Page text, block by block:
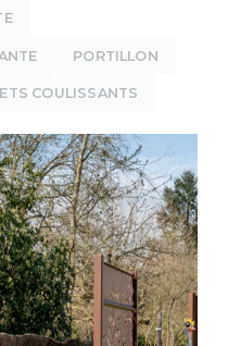
PORTILLON
COULISSANTS